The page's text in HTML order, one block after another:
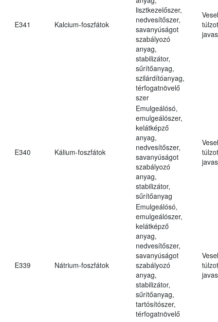
E341 Kalcium-foszfátok
lisztkezelőszer,
nedvesítőszer,
savanyúságot
szabályozó
anyag,
stabilizátor,
sűrítőanyag,
szilárdítóanyag,
térfogatnövelő
szer
E340 Kálium-foszfátok
Emulgeálósó,
emulgeálószer,
kelátképző
anyag,
nedvesítőszer,
savanyúságot
szabályozó
anyag,
stabilizátor,
sűrítőanyag
E339 Nátrium-foszfátok
Emulgeálósó,
emulgeálószer,
kelátképző
anyag,
nedvesítőszer,
savanyúságot
szabályozó
anyag,
stabilizátor,
sűrítőanyag,
tartósítószer,
térfogatnövelő